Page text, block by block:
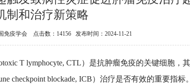
制和治疗新策略
疫学会 点击数：14156 发布时间：2024-11-21
T lymphocyte, CTL）是抗肿瘤免疫的关键细胞，
checkpoint blockade, ICB）治疗是否有效的重要指标